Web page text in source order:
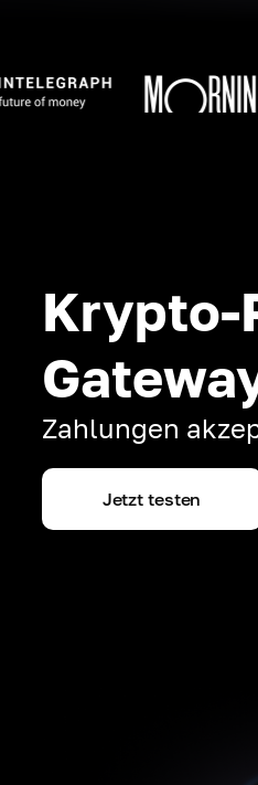
Krypto-
Zahlungen
Jetzt testen